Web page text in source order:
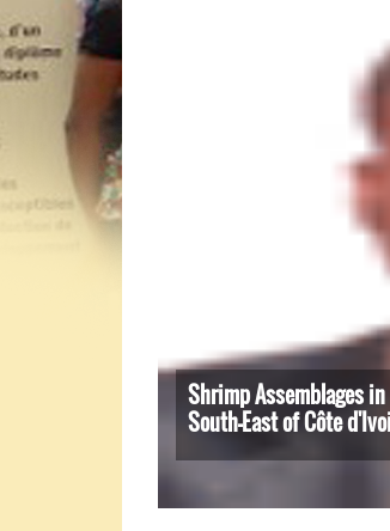
Shrimp Assemblages
South-East of Côte